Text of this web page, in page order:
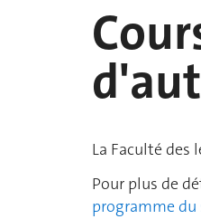
La Faculté des
Pour plus de
programme du